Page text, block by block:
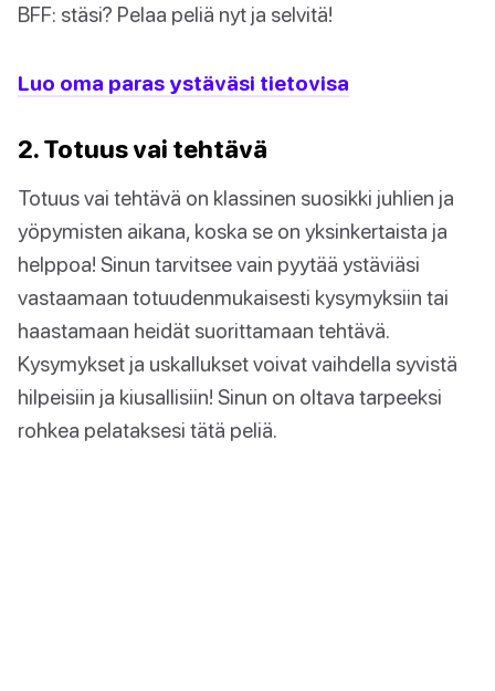
BFF: stäsi? Pelaa peliä nyt ja selvitä!
Luo oma paras ystäväsi tietovisa
2. Totuus vai tehtävä
Totuus vai tehtävä on klassinen suosikki juhlien ja
yöpymisten aikana, koska se on yksinkertaista ja
helppoa! Sinun tarvitsee vain pyytää ystäviäsi
vastaamaan totuudenmukaisesti kysymyksiin tai
haastamaan heidät suorittamaan tehtävä.
Kysymykset ja uskallukset voivat vaihdella syvistä
hilpeisiin ja kiusallisiin! Sinun on oltava tarpeeksi
rohkea pelataksesi tätä peliä.